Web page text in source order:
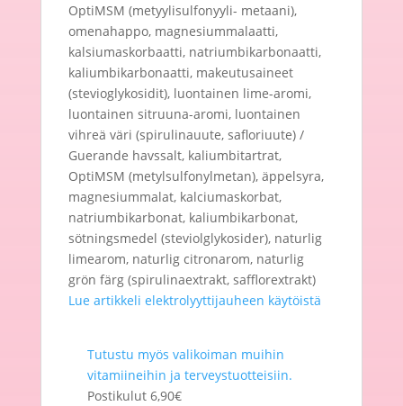
OptiMSM (metyylisulfonyyli- metaani),
omenahappo, magnesiummalaatti,
kalsiumaskorbaatti, natriumbikarbonaatti,
kaliumbikarbonaatti, makeutusaineet
(stevioglykosidit), luontainen lime-aromi,
luontainen sitruuna-aromi, luontainen
vihreä väri (spirulinauute, safloriuute) /
Guerande havssalt, kaliumbitartrat,
OptiMSM (metylsulfonylmetan), äppelsyra,
magnesiummalat, kalciumaskorbat,
natriumbikarbonat, kaliumbikarbonat,
sötningsmedel (steviolglykosider), naturlig
limearom, naturlig citronarom, naturlig
grön färg (spirulinaextrakt, safflorextrakt)
Lue artikkeli elektrolyyttijauheen käytöistä
Tutustu myös valikoiman muihin
vitamiineihin ja terveystuotteisiin.
Postikulut 6,90€